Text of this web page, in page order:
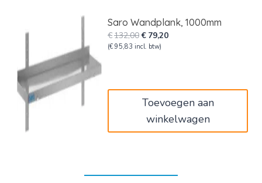
Saro Wandplank, 1000mm
€132,00Oorspronkelijke
prijs
€ 79,20Huidige
(€ 95,83 incl. btw)
Toevoegen aan
winkelwagen